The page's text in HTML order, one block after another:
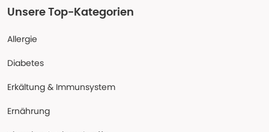
Unsere Top-Kategorien
Allergie
Diabetes
Erkältung & Immunsystem
Ernährung